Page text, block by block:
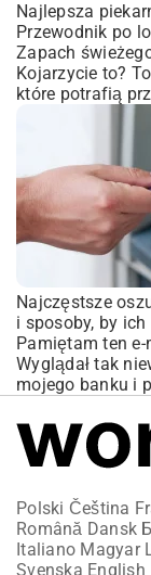
Najlepsza
Przewodnik po
Zapach
Kojarzycie to?
które potrafią
Najczęstsze
i sposoby, by
Pamiętam ten
Wyglądał tak
mojego banku i
Polski Čeština
Română Dansk
Italiano Magyar
Svenska English